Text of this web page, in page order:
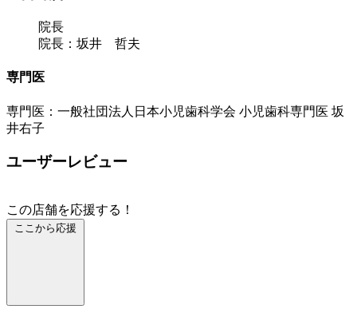
院長
院長：坂井 哲夫
専門医
専門医：一般社団法人日本小児歯科学会 小児歯科専門医 坂
井右子
ユーザーレビュー
この店舗を応援する！
ここから応援